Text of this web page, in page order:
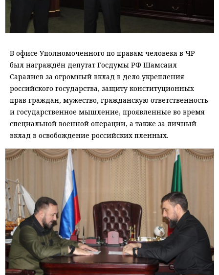
В офисе Уполномоченного по правам человека в ЧР
был награждён депутат Госдумы РФ Шамсаил
Саралиев за огромный вклад в дело укрепления
российского государства, защиту конституционных
прав граждан, мужество, гражданскую ответственность
и государственное мышление, проявленные во время
специальной военной операции, а также за личный
вклад в освобождение российских пленных.